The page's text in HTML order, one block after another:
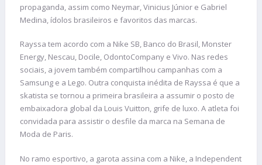
propaganda, assim como Neymar, Vinicius Júnior e Gabriel
Medina, ídolos brasileiros e favoritos das marcas.
Rayssa tem acordo com a Nike SB, Banco do Brasil, Monster
Energy, Nescau, Docile, OdontoCompany e Vivo. Nas redes
sociais, a jovem também compartilhou campanhas com a
Samsung e a Lego. Outra conquista inédita de Rayssa é que a
skatista se tornou a primeira brasileira a assumir o posto de
embaixadora global da Louis Vuitton, grife de luxo. A atleta foi
convidada para assistir o desfile da marca na Semana de
Moda de Paris.
No ramo esportivo, a garota assina com a Nike, a Independent